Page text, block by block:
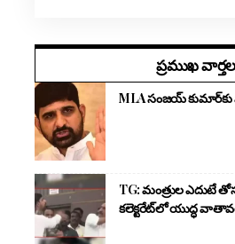
ప్రముఖ
MLA సంజయ్ కుమార్‌కు
TG: మంత్రుల ఎదుటే
కలెక్టరేట్‌లో యుద్ధ